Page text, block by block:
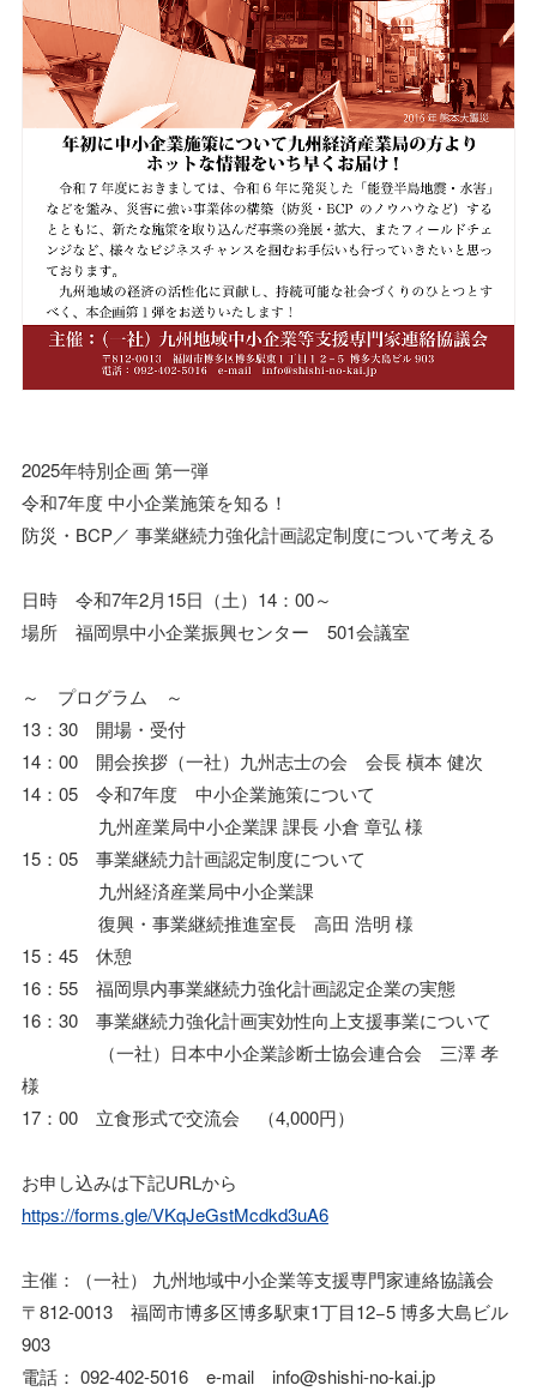
2025年特別企画 第一弾
令和7年度 中小企業施策を知る！
防災・BCP／ 事業継続力強化計画認定制度について考える
日時 令和7年2月15日（土）14：00～
場所 福岡県中小企業振興センター 501会議室
～ プログラム ～
13：30 開場・受付
14：00 開会挨拶（一社）九州志士の会 会長 槇本 健次
14：05 令和7年度 中小企業施策について
九州産業局中小企業課 課長 小倉 章弘 様
15：05 事業継続力計画認定制度について
九州経済産業局中小企業課
復興・事業継続推進室長 高田 浩明 様
15：45 休憩
16：55 福岡県内事業継続力強化計画認定企業の実態
16：30 事業継続力強化計画実効性向上支援事業について
（一社）日本中小企業診断士協会連合会 三澤 孝
様
17：00 立食形式で交流会 （4,000円）
お申し込みは下記URLから
https://forms.gle/VKqJeGstMcdkd3uA6
主催：（一社） 九州地域中小企業等支援専門家連絡協議会
〒812-0013 福岡市博多区博多駅東1丁目12−5 博多大島ビル
903
電話： 092-402-5016 e-mail info@shishi-no-kai.jp